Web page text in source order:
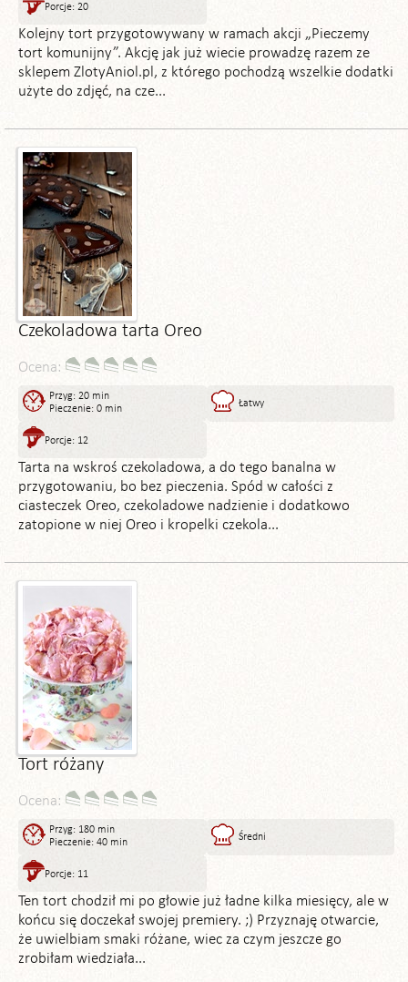
Porcje: 20
Kolejny tort przygotowywany w ramach akcji „Pieczemy
tort komunijny”. Akcję jak już wiecie prowadzę razem ze
sklepem ZlotyAniol.pl, z którego pochodzą wszelkie dodatki
użyte do zdjęć, na cze...
Czekoladowa tarta Oreo
Ocena:
Przyg: 20 min
Pieczenie: 0 min
Łatwy
Porcje: 12
Tarta na wskroś czekoladowa, a do tego banalna w
przygotowaniu, bo bez pieczenia. Spód w całości z
ciasteczek Oreo, czekoladowe nadzienie i dodatkowo
zatopione w niej Oreo i kropelki czekola...
Tort różany
Ocena:
Przyg: 180 min
Pieczenie: 40 min
Średni
Porcje: 11
Ten tort chodził mi po głowie już ładne kilka miesięcy, ale w
końcu się doczekał swojej premiery. ;) Przyznaję otwarcie,
że uwielbiam smaki różane, wiec za czym jeszcze go
zrobiłam wiedziała...